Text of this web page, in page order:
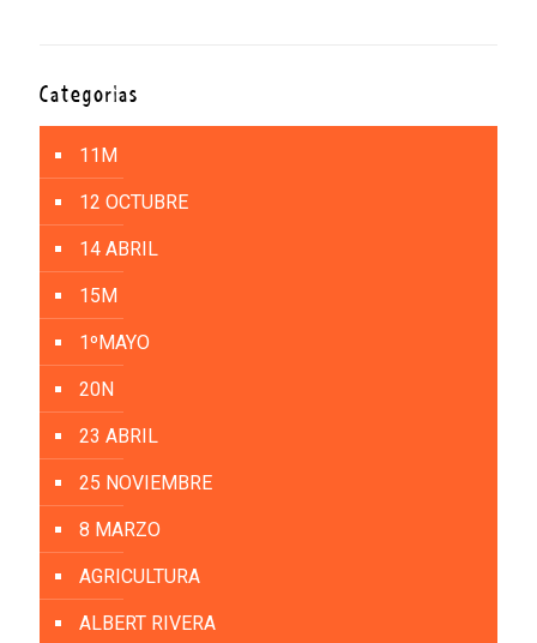
Categorías
11M
12 OCTUBRE
14 ABRIL
15M
1ºMAYO
20N
23 ABRIL
25 NOVIEMBRE
8 MARZO
AGRICULTURA
ALBERT RIVERA